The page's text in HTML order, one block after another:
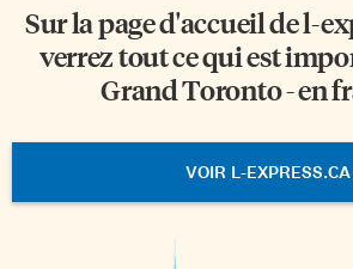
Sur la page d'accueil del-
verrez tout ce qui est
Grand Toronto - en
VOIR L-EXPRESS.CA